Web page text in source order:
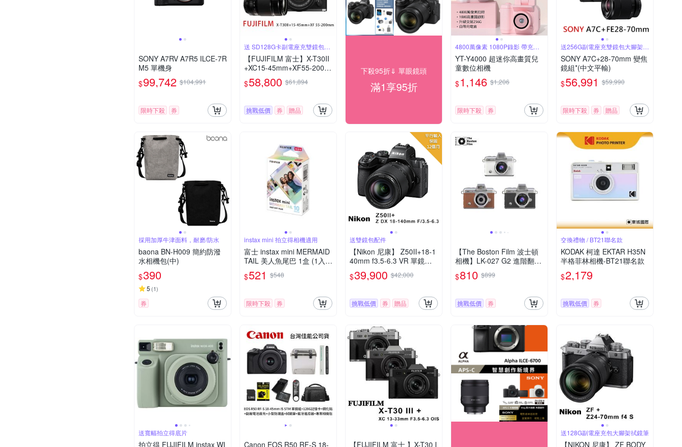
SONY A7RV A7R5 ILCE-7R
M5 單機身
$99,742 $104,991
限時下殺 券
送 SD128G卡副電座充雙鏡包大
腳架
【FUJIFILM 富士】X-T30II
+XC15-45mm+XF55-200m
m*(平行輸入)-銀色
$58,800 $61,894
挑戰低價 券 贈品
下殺95折⇓ 單眼鏡頭
滿1享95折
4800萬像素 1080P錄影 帶充電
YT-Y4000 超迷你高畫質兒
童數位相機
$1,146 $1,206
限時下殺 券
送256G副電座充雙鏡包大腳架大
全配
SONY A7C+28-70mm 變焦
鏡組*(中文平輸)
$56,991 $59,990
限時下殺 券 贈品
採用加厚牛津面料，耐磨/防水
baona BN-H009 簡約防潑
水相機包(中)
$390
5 (1)
券
instax mini 拍立得相機適用
富士 instax mini MERMAID
TAIL 美人魚尾巴 1盒 (1入共
10張)
$521 $548
限時下殺 券
送雙鏡包配件
【Nikon 尼康】 Z50II+18-1
40mm f3.5-6.3 VR 單鏡組*
(平行輸入)
$39,900 $42,000
挑戰低價 券 贈品
【The Boston Film 波士頓
相機】LK-027 G2 進階翻轉
式螢幕 掌心迷你數位相機
$810 $899
挑戰低價 券
交換禮物 / BT21聯名款
KODAK 柯達 EKTAR H35N
半格菲林相機-BT21聯名款
$2,179
挑戰低價 券
送寬幅拍立得底片
拍立得 FUJIFILM instax WI Canon EOS R50 RF-S 18- 【FUJIFILM 富士 】X-T30 I
送128G副電座充包大腳架拭鏡筆
【NIKON 尼康】 ZF BODY